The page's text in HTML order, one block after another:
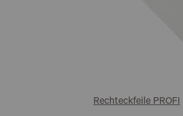
Rechteckfeile PROFI